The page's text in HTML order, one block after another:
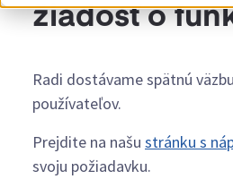
žiadosť o
Radi dostávame spätnú
používateľov.
Prejdite na našu stránku s
svoju požiadavku.